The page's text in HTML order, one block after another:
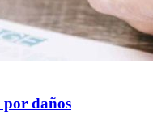
por daños